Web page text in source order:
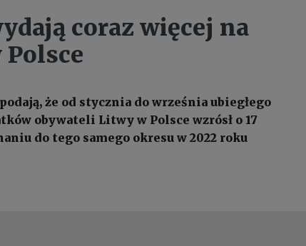
coraz więcej na
że od stycznia do września ubiegłego
obywateli Litwy w Polsce wzrósł o 17
do tego samego okresu w 2022 roku